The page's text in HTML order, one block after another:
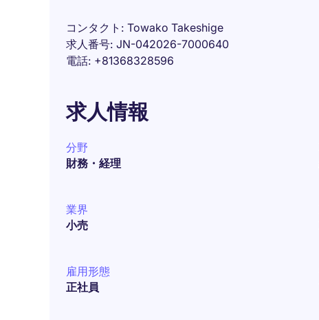
コンタクト
Towako Takeshige
求人番号 JN-042026-7000640
電話 +81368328596
求人情報
分野
財務・経理
業界
小売
雇用形態
正社員